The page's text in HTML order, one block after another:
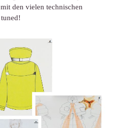
den vielen technischen